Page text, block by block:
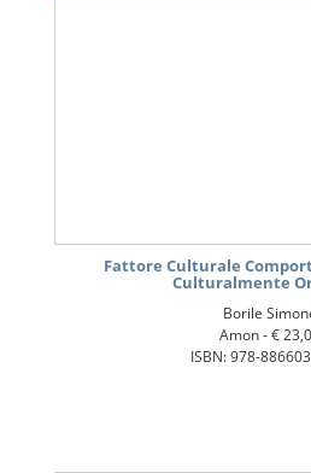
Fattore Culturale
Culturalmente
Borile
Amon -€
ISBN: 978-